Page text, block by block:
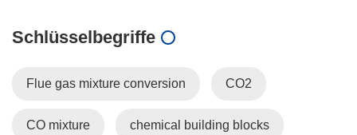
Schlüsselbegriffe
Flue gas mixture conversion CO2
CO mixture chemical building blocks